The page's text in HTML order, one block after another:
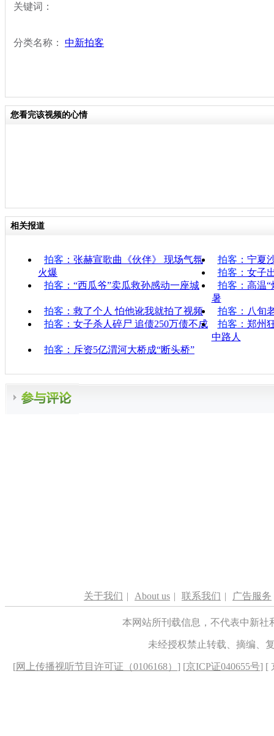
关键词：
分类名称： 中新拍客
您看完该视频的心情
相关报道
拍客 ：张赫宣歌曲《伙伴》 现场气氛
火爆
拍客 ：宁夏
拍客 ：女子
拍客 ：“西瓜爷”卖瓜救孙感动一座城 拍客 ：高温
暑
拍客 ：救了个人 怕他讹我就拍了视频 拍客 ：八旬
拍客 ：女子杀人碎尸 追债250万债不成 拍客 ：郑州
中路人
拍客 ：斥资5亿渭河大桥成“断头桥”
关于我们 | About us | 联系我们 | 广告服务
本网站所刊载信息，不代表中新
未经授权禁止转载、摘编、
[网上传播视听节目许可证（0106168） ] [京ICP证040655号] [